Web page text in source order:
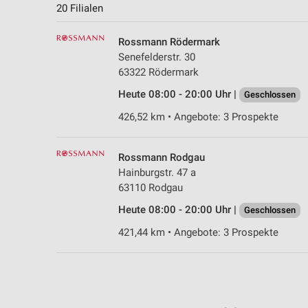
20 Filialen
Rossmann Rödermark
Senefelderstr. 30
63322 Rödermark
Heute 08:00 - 20:00 Uhr |
Geschlossen
426,52 km • Angebote: 3 Prospekte
Rossmann Rodgau
Hainburgstr. 47 a
63110 Rodgau
Heute 08:00 - 20:00 Uhr |
Geschlossen
421,44 km • Angebote: 3 Prospekte